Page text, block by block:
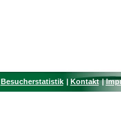
Besucherstatistik Kontakt